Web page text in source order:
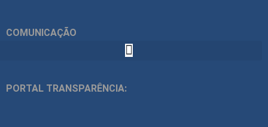
COMUNICAÇÃO
PORTAL TRANSPARÊNCIA: